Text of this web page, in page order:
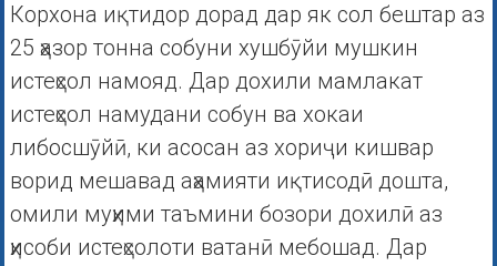
Корхона иқтидор дорад дар як сол бештар аз
25 ҳазор тонна собуни хушбӯйи мушкин
истеҳсол намояд. Дар дохили мамлакат
истеҳсол намудани собун ва хокаи
либосшӯйӣ, ки асосан аз хориҷи кишвар
ворид мешавад аҳамияти иқтисодӣ дошта,
омили муҳими таъмини бозори дохилӣ аз
ҳисоби истеҳсолоти ватанӣ мебошад. Дар